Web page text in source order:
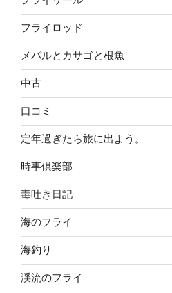
フライロッド
メバルとカサゴと根魚
中古
口コミ
定年過ぎたら旅に出よう。
時事倶楽部
毒吐き日記
海のフライ
海釣り
渓流のフライ